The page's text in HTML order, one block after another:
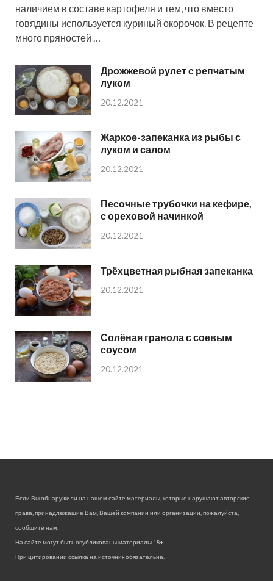
наличием в составе картофеля и тем, что вместо
говядины используется куриный окорочок. В рецепте
много пряностей …
Дрожжевой рулет с репчатым
луком
20.12.2021
Жаркое-запеканка из рыбы с
луком и салом
20.12.2021
Песочные трубочки на кефире,
с ореховой начинкой
20.12.2021
Трёхцветная рыбная запеканка
20.12.2021
Солёная гранола с соевым
соусом
20.12.2021
Если Вы обнаружили на нашем сайте материалы, которые нарушают авторские
права, принадлежащие Вам, Вашей компании или организации, пожалуйста,
сообщите нам.
На сайте могут быть опубликованы материалы 18+!
При цитировании ссылка на источник обязательна.